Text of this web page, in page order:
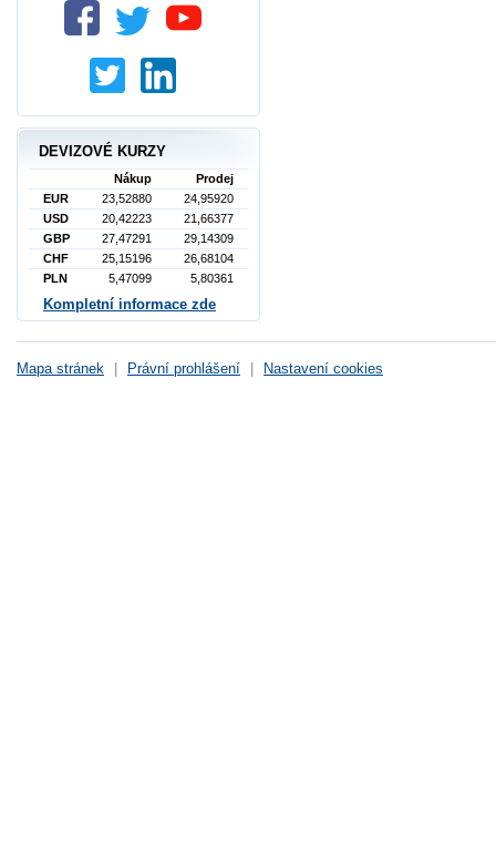
DEVIZOVÉ KURZY
Nákup
Prodej
EUR
23,52880
24,95920
USD
20,42223
21,66377
GBP
27,47291
29,14309
CHF
25,15196
26,68104
PLN
5,47099 5,80361
Kompletní informace zde
Mapa stránek Právní prohlášení Nastavení cookies